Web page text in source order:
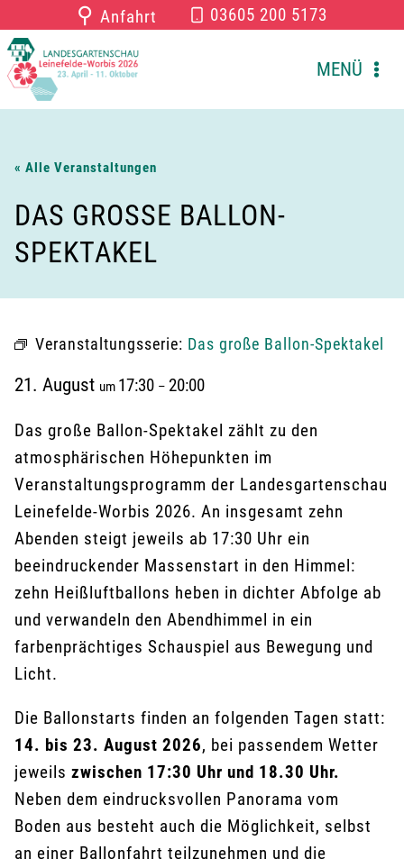
Inhalt
springen
⚲ Anfahrt 03605 200 5173
MENÜ
« Alle Veranstaltungen
DAS GROSSE BALLON-S
PEKTAKEL
Veranstaltungsserie: Das große Ballon-Spektakel
21. August um 17:30 – 20:00
Das große Ballon-Spektakel zählt zu den
atmosphärischen Höhepunkten im
Veranstaltungsprogramm der Landesgartenschau
Leinefelde-Worbis 2026. An insgesamt zehn
Abenden steigt jeweils ab 17:30 Uhr ein
beeindruckender Massenstart in den Himmel:
zehn Heißluftballons heben in dichter Abfolge ab
und verwandeln den Abendhimmel in ein
farbenprächtiges Schauspiel aus Bewegung und
Licht.
Die Ballonstarts finden an folgenden Tagen statt:
14. bis 23. August 2026, bei passendem Wetter
jeweils zwischen 17:30 Uhr und 18.30 Uhr.
Neben dem eindrucksvollen Panorama vom
Boden aus besteht auch die Möglichkeit, selbst
an einer Ballonfahrt teilzunehmen und die